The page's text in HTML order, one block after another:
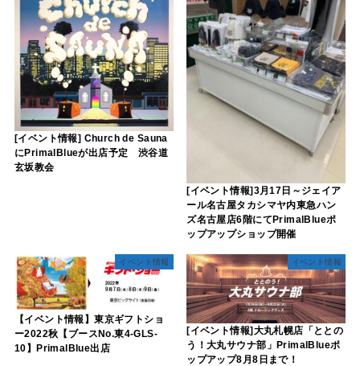
[イベント情報] Church de Sauna
にPrimalBlueが出店予定 渋谷道
玄坂教会
[イベント情報]3月17日～ジェイア
ール名古屋タカシマヤ内東急ハン
ズ名古屋店6階にてPrimalBlueポ
ップアップショップ開催
イベント情報
【イベント情報】東京ギフトショ
ー2022秋【ブースNo.東4-GLS-
10】PrimalBlue出店
イベント情報
[イベント情報]大丸札幌店「ととの
う！大丸サウナ部」PrimalBlueポ
ップアップ8月8日まで！